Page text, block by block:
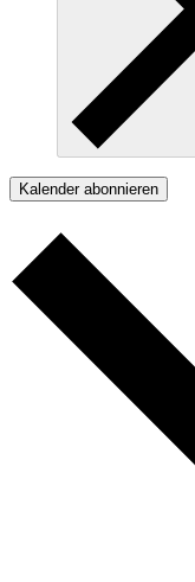
Kalender abonnieren